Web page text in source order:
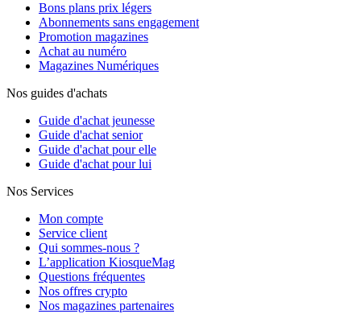
Bons plans prix légers
Abonnements sans engagement
Promotion magazines
Achat au numéro
Magazines Numériques
Nos guides d'achats
Guide d'achat jeunesse
Guide d'achat senior
Guide d'achat pour elle
Guide d'achat pour lui
Nos Services
Mon compte
Service client
Qui sommes-nous ?
L’application KiosqueMag
Questions fréquentes
Nos offres crypto
Nos magazines partenaires